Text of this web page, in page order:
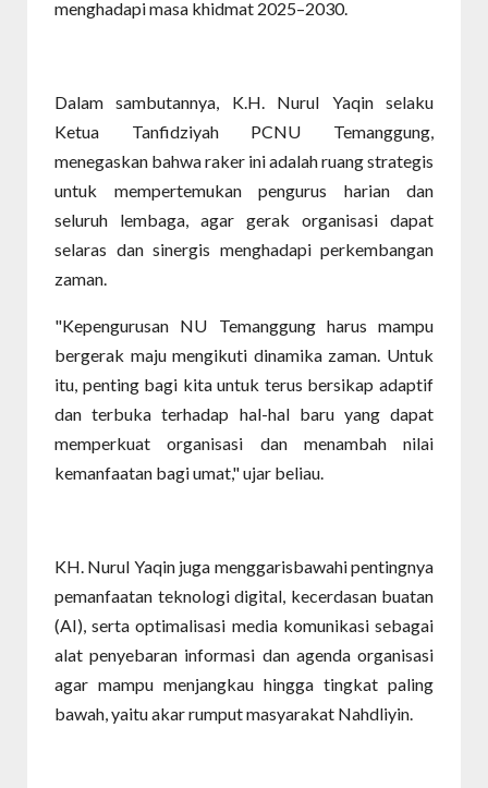
menghadapi masa khidmat 2025–2030.
Dalam sambutannya, K.H. Nurul Yaqin selaku
Ketua Tanfidziyah PCNU Temanggung,
menegaskan bahwa raker ini adalah ruang strategis
untuk mempertemukan pengurus harian dan
seluruh lembaga, agar gerak organisasi dapat
selaras dan sinergis menghadapi perkembangan
zaman.
"Kepengurusan NU Temanggung harus mampu
bergerak maju mengikuti dinamika zaman. Untuk
itu, penting bagi kita untuk terus bersikap adaptif
dan terbuka terhadap hal-hal baru yang dapat
memperkuat organisasi dan menambah nilai
kemanfaatan bagi umat," ujar beliau.
KH. Nurul Yaqin juga menggarisbawahi pentingnya
pemanfaatan teknologi digital, kecerdasan buatan
(AI), serta optimalisasi media komunikasi sebagai
alat penyebaran informasi dan agenda organisasi
agar mampu menjangkau hingga tingkat paling
bawah, yaitu akar rumput masyarakat Nahdliyin.